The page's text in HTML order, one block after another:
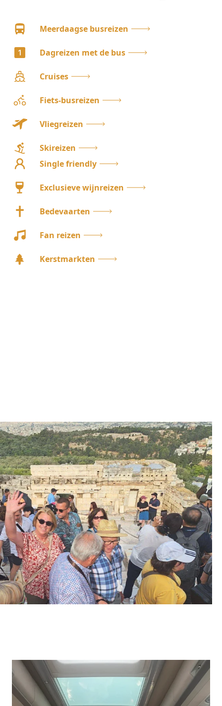
Meerdaagse busreizen
Dagreizen met de bus
Cruises
Fiets-busreizen
Vliegreizen
Skireizen
Single friendly
Exclusieve wijnreizen
Bedevaarten
Fan reizen
Kerstmarkten